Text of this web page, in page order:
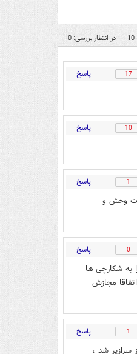
در انتظار بررسی: 0
17 پاسخ
10 پاسخ
1 پاسخ
وحش و
0 پاسخ
به شکارچی ها
مجازش
1 پاسخ
سرازیر شد ،